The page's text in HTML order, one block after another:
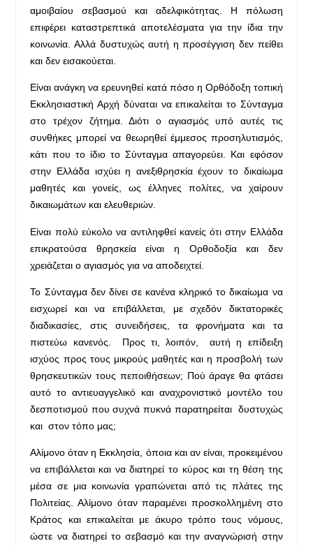
αμοιβαίου σεβασμού και αδελφικότητας. Η πόλωση
επιφέρει καταστρεπτικά αποτελέσματα για την ίδια την
κοινωνία. Αλλά δυστυχώς αυτή η προσέγγιση δεν πείθει
και δεν εισακούεται.
Είναι ανάγκη να ερευνηθεί κατά πόσο η Ορθόδοξη τοπική
Εκκλησιαστική Αρχή δύναται να επικαλείται το Σύνταγμα
στο τρέχον ζήτημα. Διότι ο αγιασμός υπό αυτές τις
συνθήκες μπορεί να θεωρηθεί έμμεσος προσηλυτισμός,
κάτι που το ίδιο το Σύνταγμα απαγορεύει. Και εφόσον
στην Ελλάδα ισχύει η ανεξιθρησκία έχουν το δικαίωμα
μαθητές και γονείς, ως έλληνες πολίτες, να χαίρουν
δικαιωμάτων και ελευθεριών.
Είναι πολύ εύκολο να αντιληφθεί κανείς ότι στην Ελλάδα
επικρατούσα θρησκεία είναι η Ορθοδοξία και δεν
χρειάζεται ο αγιασμός για να αποδειχτεί.
Το Σύνταγμα δεν δίνει σε κανένα κληρικό το δικαίωμα να
εισχωρεί και να επιβάλλεται, με σχεδόν δικτατορικές
διαδικασίες, στις συνειδήσεις, τα φρονήματα και τα
πιστεύω κανενός. Προς τι, λοιπόν, αυτή η επίδειξη
ισχύος προς τους μικρούς μαθητές και η προσβολή των
θρησκευτικών τους πεποιθήσεων; Πού άραγε θα φτάσει
αυτό το αντιευαγγελικό και αναχρονιστικό μοντέλο του
δεσποτισμού που συχνά πυκνά παρατηρείται δυστυχώς
και στον τόπο μας;
Αλίμονο όταν η Εκκλησία, όποια και αν είναι, προκειμένου
να επιβάλλεται και να διατηρεί το κύρος και τη θέση της
μέσα σε μια κοινωνία γραπώνεται από τις πλάτες της
Πολιτείας. Αλίμονο όταν παραμένει προσκολλημένη στο
Κράτος και επικαλείται με άκυρο τρόπο τους νόμους,
ώστε να διατηρεί το σεβασμό και την αναγνώρισή στην